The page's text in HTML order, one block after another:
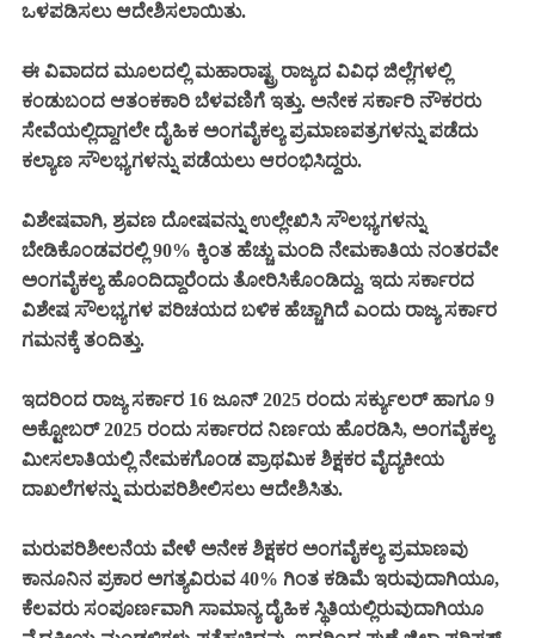
ಒಳಪಡಿಸಲು ಆದೇಶಿಸಲಾಯಿತು.
ಈ ವಿವಾದದ ಮೂಲದಲ್ಲಿ ಮಹಾರಾಷ್ಟ್ರ ರಾಜ್ಯದ ವಿವಿಧ ಜಿಲ್ಲೆಗಳಲ್ಲಿ
ಕಂಡುಬಂದ ಆತಂಕಕಾರಿ ಬೆಳವಣಿಗೆ ಇತ್ತು. ಅನೇಕ ಸರ್ಕಾರಿ ನೌಕರರು
ಸೇವೆಯಲ್ಲಿದ್ದಾಗಲೇ ದೈಹಿಕ ಅಂಗವೈಕಲ್ಯ ಪ್ರಮಾಣಪತ್ರಗಳನ್ನು ಪಡೆದು
ಕಲ್ಯಾಣ ಸೌಲಭ್ಯಗಳನ್ನು ಪಡೆಯಲು ಆರಂಭಿಸಿದ್ದರು.
ವಿಶೇಷವಾಗಿ, ಶ್ರವಣ ದೋಷವನ್ನು ಉಲ್ಲೇಖಿಸಿ ಸೌಲಭ್ಯಗಳನ್ನು
ಬೇಡಿಕೊಂಡವರಲ್ಲಿ 90% ಕ್ಕಿಂತ ಹೆಚ್ಚು ಮಂದಿ ನೇಮಕಾತಿಯ ನಂತರವೇ
ಅಂಗವೈಕಲ್ಯ ಹೊಂದಿದ್ದಾರೆಂದು ತೋರಿಸಿಕೊಂಡಿದ್ದು, ಇದು ಸರ್ಕಾರದ
ವಿಶೇಷ ಸೌಲಭ್ಯಗಳ ಪರಿಚಯದ ಬಳಿಕ ಹೆಚ್ಚಾಗಿದೆ ಎಂದು ರಾಜ್ಯ ಸರ್ಕಾರ
ಗಮನಕ್ಕೆ ತಂದಿತ್ತು.
ಇದರಿಂದ ರಾಜ್ಯ ಸರ್ಕಾರ 16 ಜೂನ್ 2025 ರಂದು ಸರ್ಕ್ಯುಲರ್ ಹಾಗೂ 9
ಅಕ್ಟೋಬರ್ 2025 ರಂದು ಸರ್ಕಾರದ ನಿರ್ಣಯ ಹೊರಡಿಸಿ, ಅಂಗವೈಕಲ್ಯ
ಮೀಸಲಾತಿಯಲ್ಲಿ ನೇಮಕಗೊಂಡ ಪ್ರಾಥಮಿಕ ಶಿಕ್ಷಕರ ವೈದ್ಯಕೀಯ
ದಾಖಲೆಗಳನ್ನು ಮರುಪರಿಶೀಲಿಸಲು ಆದೇಶಿಸಿತು.
ಮರುಪರಿಶೀಲನೆಯ ವೇಳೆ ಅನೇಕ ಶಿಕ್ಷಕರ ಅಂಗವೈಕಲ್ಯ ಪ್ರಮಾಣವು
ಕಾನೂನಿನ ಪ್ರಕಾರ ಅಗತ್ಯವಿರುವ 40% ಗಿಂತ ಕಡಿಮೆ ಇರುವುದಾಗಿಯೂ,
ಕೆಲವರು ಸಂಪೂರ್ಣವಾಗಿ ಸಾಮಾನ್ಯ ದೈಹಿಕ ಸ್ಥಿತಿಯಲ್ಲಿರುವುದಾಗಿಯೂ